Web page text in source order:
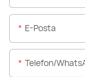
E-Posta
Telefon/